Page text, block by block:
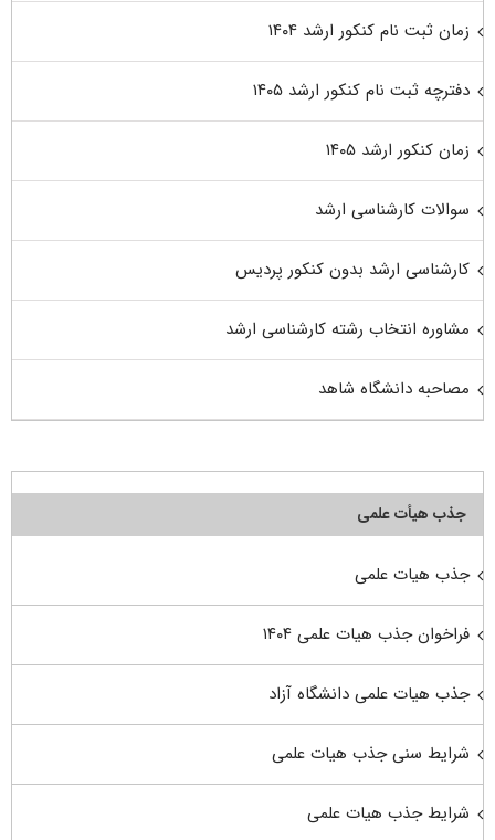
زمان ثبت نام کنکور ارشد ۱۴۰۴
دفترچه ثبت نام کنکور ارشد ۱۴۰۵
زمان کنکور ارشد ۱۴۰۵
سوالات کارشناسی ارشد
کارشناسی ارشد بدون کنکور پردیس
مشاوره انتخاب رشته کارشناسی ارشد
مصاحبه دانشگاه شاهد
جذب هیأت علمی
جذب هیات علمی
فراخوان جذب هیات علمی ۱۴۰۴
جذب هیات علمی دانشگاه آزاد
شرایط سنی جذب هیات علمی
شرایط جذب هیات علمی